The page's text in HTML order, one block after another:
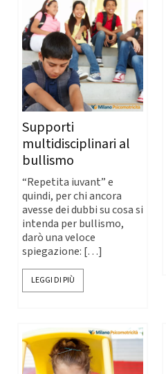
Supporti
multidisciplinari al
bullismo
“Repetita iuvant” e
quindi, per chi ancora
avesse dei dubbi su cosa si
intenda per bullismo,
darò una veloce
spiegazione: […]
LEGGI DI PIÙ